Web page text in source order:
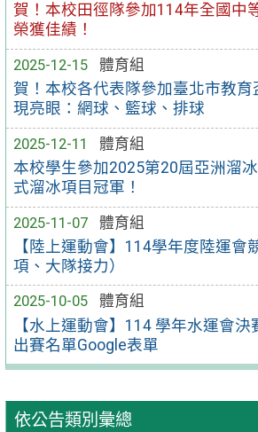
賀！本校田徑隊參加114年全國中
榮獲佳績！
2025-12-15
體育組
賀！本校各代表隊參加臺北市教
現亮眼：網球、籃球、排球
2025-12-11
體育組
本校學生參加2025第20屆亞洲溜
式溜冰項目冠軍！
2025-11-07
體育組
【陸上運動會】114學年度陸運會
項、大隊接力）
2025-10-05
體育組
【水上運動會】114 學年水運會
出賽名單Google表單
依公告類別彙總